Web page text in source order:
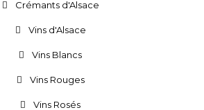
Crémants d'Alsace
Vins d'Alsace
Vins Blancs
Vins Rouges
Vins Rosés